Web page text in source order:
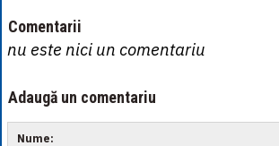
Comentarii
nu este nici un comentariu
Adaugă un comentariu
Nume: